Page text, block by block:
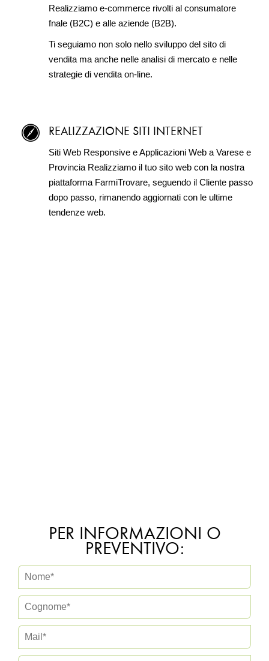
Realizziamo e-commerce rivolti al consumatore
fnale (B2C) e alle aziende (B2B).
Ti seguiamo non solo nello sviluppo del sito di
vendita ma anche nelle analisi di mercato e nelle
strategie di vendita on-line.
REALIZZAZIONE SITI INTERNET
Siti Web Responsive e Applicazioni Web a Varese e
Provincia Realizziamo il tuo sito web con la nostra
piattaforma FarmiTrovare, seguendo il Cliente passo
dopo passo, rimanendo aggiornati con le ultime
tendenze web.
PER INFORMAZIONI O
PREVENTIVO: